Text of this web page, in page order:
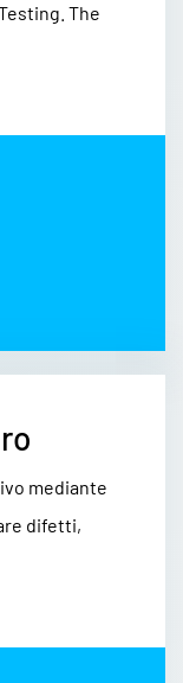
The
mediante
difetti,